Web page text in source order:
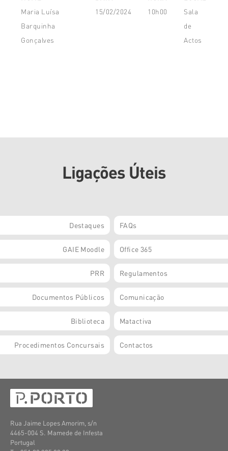
Maria Luísa
Barquinha
Gonçalves
15/02/2024
10h00
Sala
de
Actos
Ligações Úteis
Destaques FAQs
GAIE Moodle Office 365
PRR Regulamentos
Documentos Públicos Comunicação
Biblioteca Matactiva
Procedimentos Concursais Contactos
Rua Jaime Lopes Amorim, s/n
4465-004 S. Mamede de Infesta
Portugal